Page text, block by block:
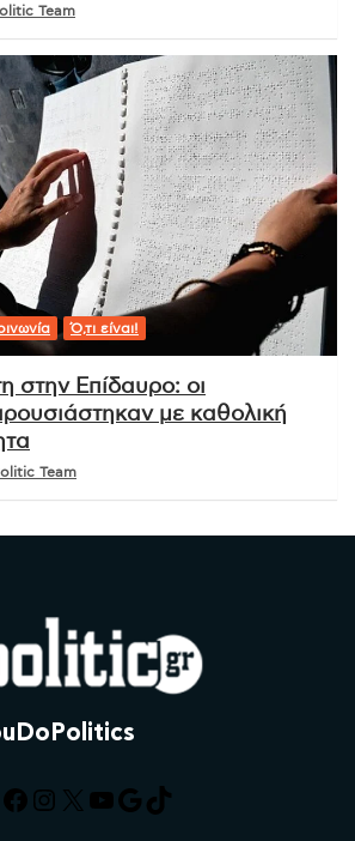
Team
Ό,τι είναι!
στην Επίδαυρο: οι
με καθολική
Team
Facebook
Instagram
X YouTube
Google
TikTok